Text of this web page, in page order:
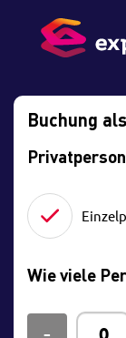
Buchung
Privatperson
Wie viele